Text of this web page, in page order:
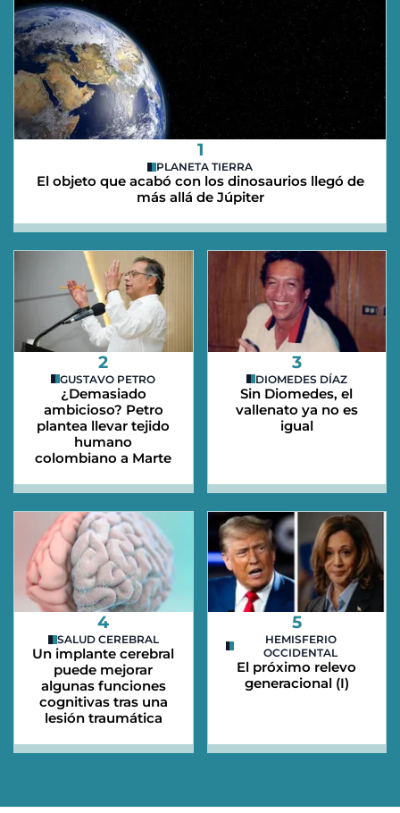
1
PLANETA TIERRA
El objeto que acabó con los dinosaurios llegó de
más allá de Júpiter
2
GUSTAVO PETRO
¿Demasiado
ambicioso? Petro
plantea llevar tejido
humano
colombiano a Marte
3
DIOMEDES DÍAZ
Sin Diomedes, el
vallenato ya no es
igual
4
SALUD CEREBRAL
Un implante cerebral
puede mejorar
algunas funciones
cognitivas tras una
lesión traumática
5
HEMISFERIO
OCCIDENTAL
El próximo relevo
generacional (I)